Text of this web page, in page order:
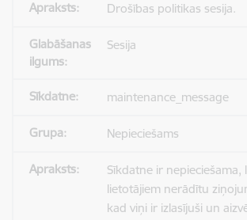
Drošības politikas sesija.
Sesija
maintenance_message
Nepieciešams
Sīkdatne ir nepieciešama,
lietotājiem nerādītu
kad viņi ir izlasījuši un